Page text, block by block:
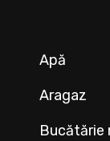
Apă
Aragaz
Bucătărie